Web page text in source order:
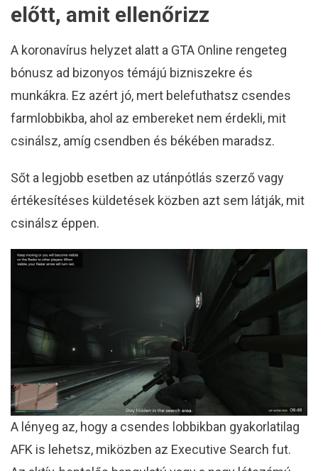
előtt, amit ellenőrizz
A koronavírus helyzet alatt a GTA Online rengeteg
bónusz ad bizonyos témájú bizniszekre és
munkákra. Ez azért jó, mert belefuthatsz csendes
farmlobbikba, ahol az embereket nem érdekli, mit
csinálsz, amíg csendben és békében maradsz.
Sőt a legjobb esetben az utánpótlás szerző vagy
értékesítéses küldetések közben azt sem látják, mit
csinálsz éppen.
A lényeg az, hogy a csendes lobbikban gyakorlatilag
AFK is lehetsz, miközben az Executive Search fut.